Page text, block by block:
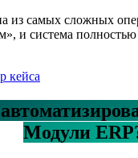
из самых сложных
и система полностью
кейса
Модули